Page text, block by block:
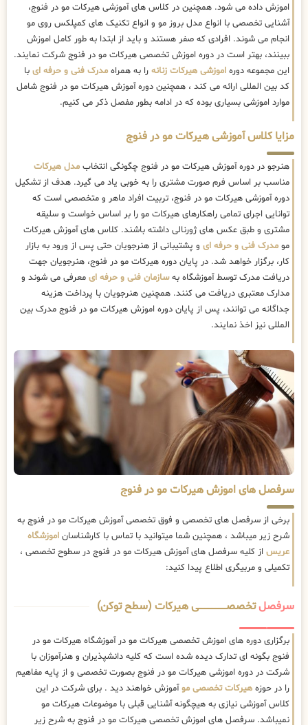
اموزش داده می شود. همچنین در کلاس های آموزشی هیرکات مو در فنوج،
آشنایی تخصصی با انواع مدل بروز مو و انواع تکنیک های کمپلکس روی مو
انجام می شوند. افرادی که صفر هستند و باید از ابتدا به طور کامل اموزش
ببینند، بهتر است در دوره اموزش تخصصی هیرکات مو در فنوج شرکت نمایند.
این مجموعه دوره اموزشی هیرکات زنانه را به همراه مدرک فنی و حرفه ای با
کد بین المللی ارائه می کند ، همچنین دوره آموزش هیرکات مو در فنوج شامل
موارد اموزشی بسیاری بوده که در ادامه بطور مفصل ذکر می کنیم.
مزایا کلاس آموزشی هیرکات مو در فنوج
هنرجو در دوره آموزش هیرکات مو در فنوج چگونگی انتخاب مدل هیرکات
مناسب بر اساس فرم صورت مشتری را به خوبی یاد می گیرد. هدف از تشکیل
دوره آموزشی هیرکات مو در فنوج، تربیت افراد ماهر و متخصصی است که
توانایی اجرای تمامی راهکارهای هیرکات مو را بر اساس خواست و سلیقه
مشتری و طبق عکس های ژورنالی داشته باشند. کلاس های آموزش هیرکات
مو مدرک فنی و حرفه ای و پشتیبانی از هنرجویان حتی پس از ورود به بازار
کار، برگزار خواهد شد. در پایان دوره هیرکات مو در فنوج، هنرجویان جهت
دریافت مدرک توسط آموزشگاه بهسازمان فنی و حرفه ای معرفی می شوند و
مدارک معتبری دریافت می کنند. همچنین هنرجویان با پرداخت هزینه
جداگانه می توانند، پس از پایان دوره اموزش هیرکات مو در فنوج مدرک بین
المللی نیز اخذ نمایند.
سرفصل های اموزش هیرکات مو در فنوج
برخی از سرفصل های تخصصی و فوق تخصصی آموزش هیرکات مو در فنوج به
شرح زیر میباشد ، همچنین شما میتوانید با تماس با کارشناسان اموزشگاه
عریس از کلیه سرفصل های آموزش هیرکات مو در فنوج در سطوح تخصصی ،
تکمیلی و مربیگری اطلاع پیدا کنید:
سرفصلتخصصــــــــــــــــــــی هیرکات (سطح توکن)
برگزاری دوره های اموزش تخصصی هیرکات مو در آموزشگاه هیرکات مو در
فنوج بگونه ای تدارک دیده شده است که کلیه دانشپذیران و هنرآموزان با
شرکت در دوره اموزشی هیرکات مو در فنوج بصورت تخصصی و از پایه مفاهیم
را در حوزه هیرکات تخصصی موآموزش خواهند دید . برای شرکت در این
کلاس آموزشی نیازی به هیچگونه آشنایی قبلی با موضوعات هیرکات مو
نمیباشد. سرفصل های اموزش تخصصی هیرکات مو در فنوج به شرح زیر